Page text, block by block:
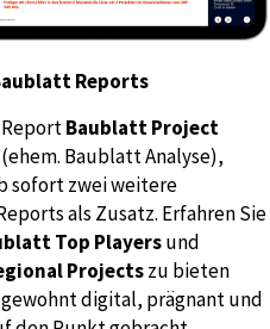
Reports
Baublatt Project
Baublatt Analyse),
sofort zwei weitere
als Zusatz. Erfahren Sie
Top Playersund
Projectszu bieten
gewohnt digital, prägnant und